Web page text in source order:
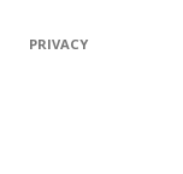
PRIVACY